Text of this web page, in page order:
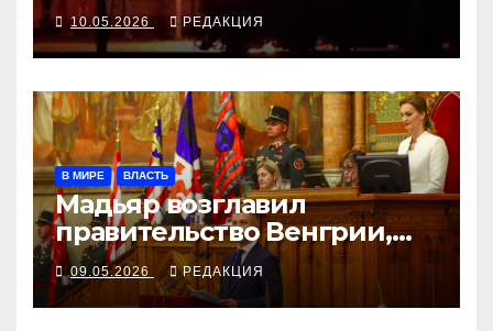
10.05.2026 РЕДАКЦИЯ
В МИРЕ ВЛАСТЬ
Мадьяр возглавил
правительство Венгрии,
Орбан не пришёл на
заседание
09.05.2026 РЕДАКЦИЯ